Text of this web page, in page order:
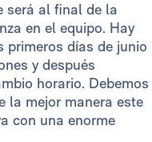
será al final de la
en el equipo. Hay
primeros días de junio
y después
horario. Debemos
la mejor manera este
con una enorme